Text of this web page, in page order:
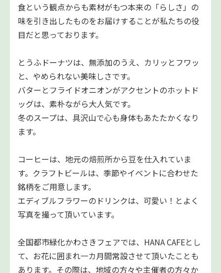
食という観点からも素材がもつ本来の「らしさ」の
味を引き出したものをお届けすることが私たちの役
目だと思っております。
とうふドーナツは、無添加のうえ、カリッとフワッ
と、やめられない美味しさです。
バターとフライドオニオンがアクセントのホットド
ッグは、素朴ながら大人気です。
冬のスープは、具沢山で心も身体もあたたかくなり
ます。
コーヒーは、地元の焙煎所から豆を仕入れていま
す。クラフトビールは、季節やイベントに合わせた
銘柄をご用意します。
エディブルフラワーのドリンクは、可愛い！とよく
写真を撮って頂いています。
全国都市緑化かわさきフェアでは、HANA CAFEとし
て、お花に囲まれ一カ月間常設させて頂いたことも
あります。その際は、地域の方々や主催者の方々か